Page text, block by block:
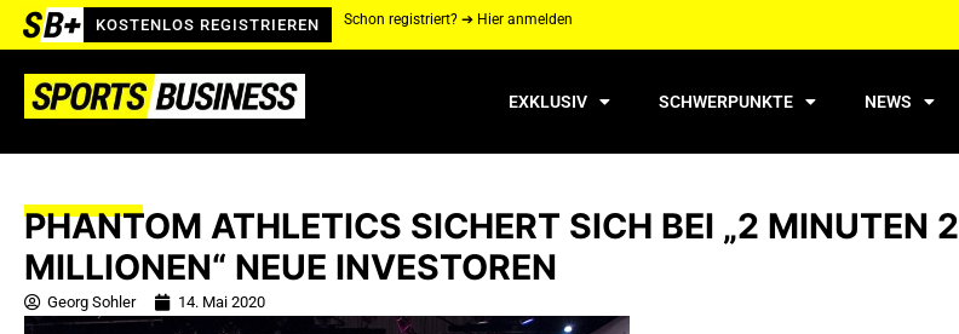
KOSTENLOS REGISTRIEREN Schon registriert? ➔ Hier anmelden
EXKLUSIV SCHWERPUNKTE NEWS
PHANTOM ATHLETICS SICHERT SICH BEI „2 MINUTEN 2
MILLIONEN“ NEUE INVESTOREN
Georg Sohler 14. Mai 2020